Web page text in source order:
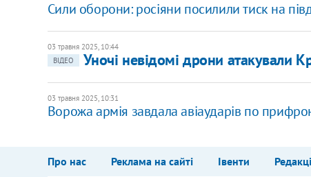
Сили оборони: росіяни посилили тиск на
03 травня 2025, 10:44
ВІДЕО
Уночі невідомі дрони атакували
03 травня 2025, 10:31
Ворожа армія завдала авіаударів по
Про нас Реклама на сайті Івенти